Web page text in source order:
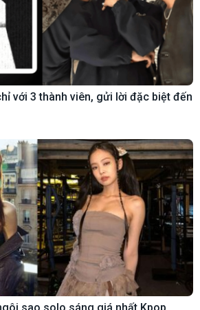
với 3 thành viên, gửi lời đặc biệt đến